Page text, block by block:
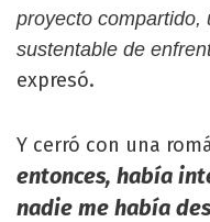
proyecto compartido,
sustentable de
expresó.
Y cerró con una
entonces, había
nadie me había